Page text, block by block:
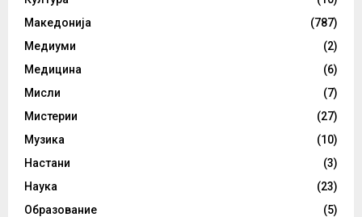
Македонија
(787)
Медиуми
(2)
Медицина
(6)
Мисли
(7)
Мистерии
(27)
Музика
(10)
Настани
(3)
Наука
(23)
Образование
(5)